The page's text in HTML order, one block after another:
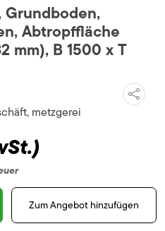
Grundboden,
Abtropffläche
mm), B 1500 x T
metzgerei
Zum Angebot hinzufügen